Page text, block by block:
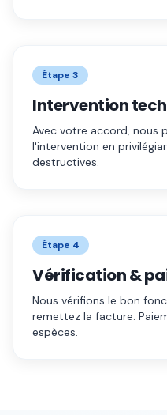
Étape 3
Intervention
Avec votre accord, nous
l'intervention en
destructives.
Étape 4
Vérification &
Nous vérifions le bon
remettez la facture.
espèces.